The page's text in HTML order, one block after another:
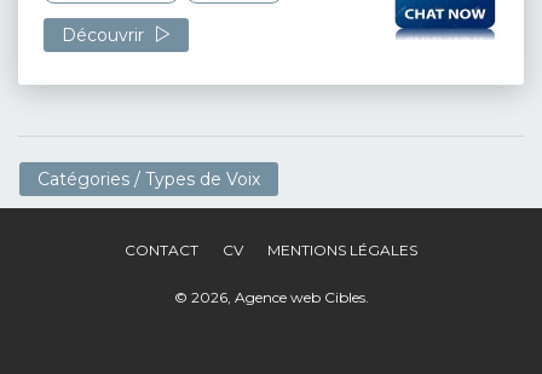
Découvrir
Catégories / Types de Voix
CONTACT CV MENTIONS LÉGALES
© 2026, Agence web Cibles.